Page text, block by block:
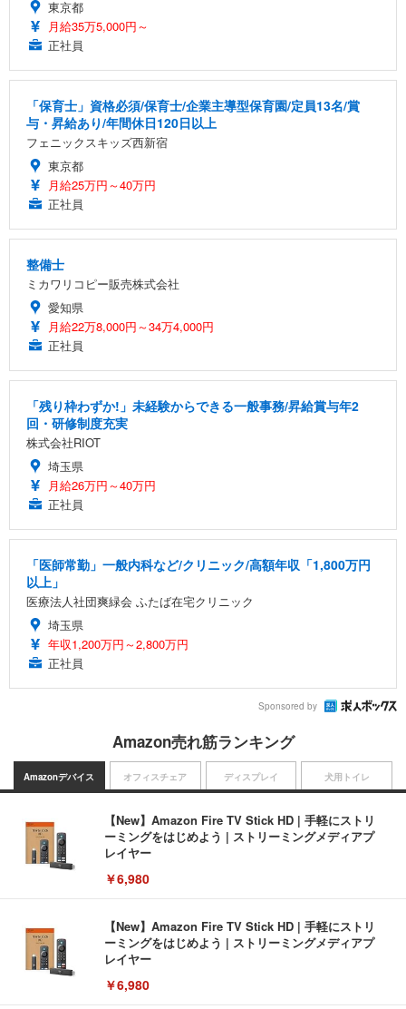
東京都
月給35万5,000円～
正社員
「保育士」資格必須/保育士/企業主導型保育園/定員13名/賞
与・昇給あり/年間休日120日以上
フェニックスキッズ西新宿
東京都
月給25万円～40万円
正社員
整備士
ミカワリコピー販売株式会社
愛知県
月給22万8,000円～34万4,000円
正社員
「残り枠わずか!」未経験からできる一般事務/昇給賞与年2
回・研修制度充実
株式会社RIOT
埼玉県
月給26万円～40万円
正社員
「医師常勤」一般内科など/クリニック/高額年収「1,800万円
以上」
医療法人社団爽緑会 ふたば在宅クリニック
埼玉県
年収1,200万円～2,800万円
正社員
Sponsored by
Amazon売れ筋ランキング
Amazonデバイス
【New】Amazon Fire TV Stick HD | 手軽にストリ
ーミングをはじめよう | ストリーミングメディアプ
レイヤー
￥6,980
【New】Amazon Fire TV Stick HD | 手軽にストリ
ーミングをはじめよう | ストリーミングメディアプ
レイヤー
￥6,980
オフィスチェア ディスプレイ 犬用トイレ